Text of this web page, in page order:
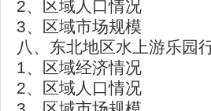
2、区域人口情况
3、区域市场规模
八、东北地区水上游乐园
1、区域经济情况
2、区域人口情况